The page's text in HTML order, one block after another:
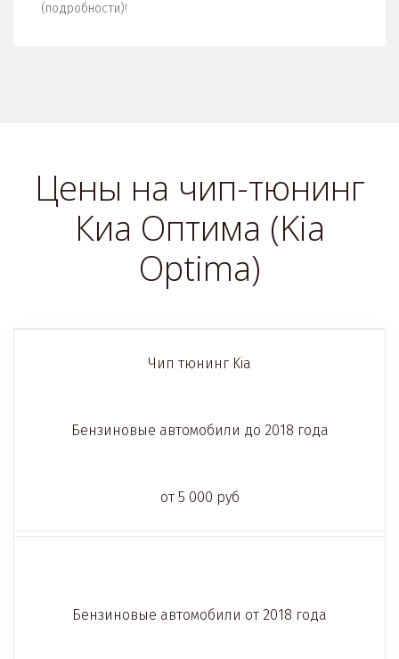
(подробности)!
Цены на чип-тюнинг
Киа Оптима (Kia
Optima)
Чип тюнинг Kia
Бензиновые автомобили до 2018 года
от 5 000 руб
Бензиновые автомобили от 2018 года